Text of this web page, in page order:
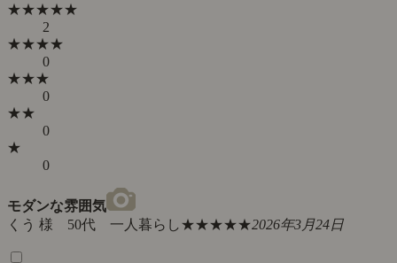
★★★★★
2
★★★★
0
★★★
0
★★
0
★
0
モダンな雰囲気
くう 様 50代 一人暮らし★★★★★2026年3月24日